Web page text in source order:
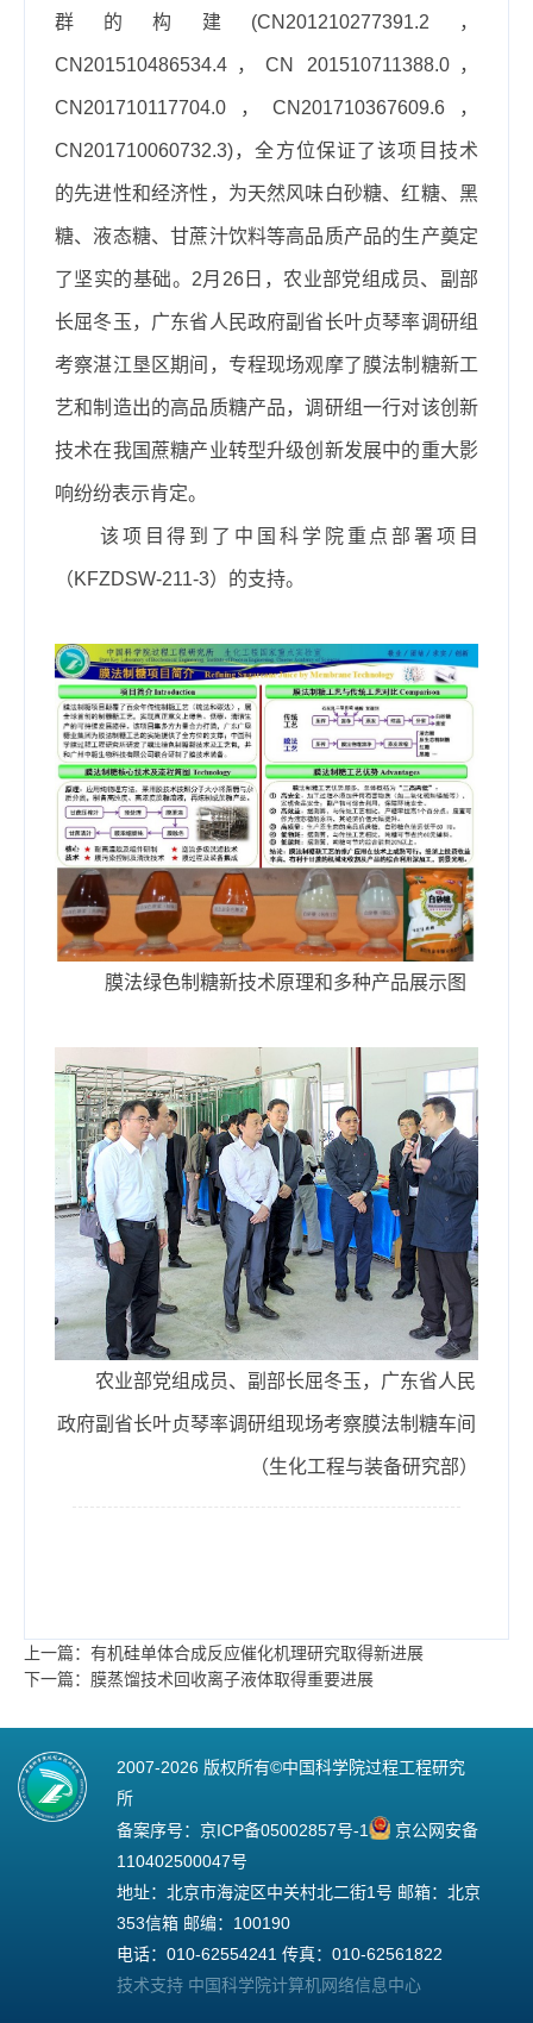
群的构建 (CN201210277391.2 ，
CN201510486534.4 ， CN 201510711388.0 ，
CN201710117704.0 ，CN201710367609.6 ，
CN201710060732.3)，全方位保证了该项目技术
的先进性和经济性，为天然风味白砂糖、红糖、黑
糖、液态糖、甘蔗汁饮料等高品质产品的生产奠定
了坚实的基础。 2月 26日，农业部党组成员、副部
长屈冬玉，广东省人民政府副省长叶贞琴率调研组
考察湛江垦区期间，专程现场观摩了膜法制糖新工
艺和制造出的高品质糖产品，调研组一行对该创新
技术在我国蔗糖产业转型升级创新发展中的重大影
响纷纷表示肯定。
该项目得到了中国科学院重点部署项目
（KFZDSW-211-3）的支持。
膜法绿色制糖新技术原理和多种产品展示图
农业部党组成员、副部长屈冬玉，广东省人民
政府副省长叶贞琴率调研组现场考察膜法制糖车间
（生化工程与装备研究部）
上一篇：有机硅单体合成反应催化机理研究取得新进展
下一篇：膜蒸馏技术回收离子液体取得重要进展
2007-2026 版权所有©中国科学院过程工程研究
所
备案序号： 京ICP备05002857号-1
京公网安备
110402500047号
地址：北京市海淀区中关村北二街1号 邮箱：北京
353信箱 邮编：100190
电话：010-62554241 传真：010-62561822
技术支持 中国科学院计算机网络信息中心